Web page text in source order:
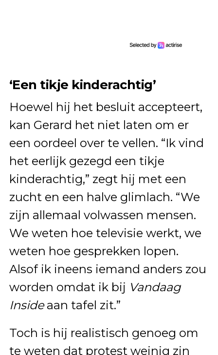
‘Een tikje kinderachtig’
Hoewel hij het besluit accepteert,
kan Gerard het niet laten om er
een oordeel over te vellen. “Ik vind
het eerlijk gezegd een tikje
kinderachtig,” zegt hij met een
zucht en een halve glimlach. “We
zijn allemaal volwassen mensen.
We weten hoe televisie werkt, we
weten hoe gesprekken lopen.
Alsof ik ineens iemand anders zou
worden omdat ik bij Vandaag
Insideaan tafel zit.”
Toch is hij realistisch genoeg om
te weten dat protest weinig zin